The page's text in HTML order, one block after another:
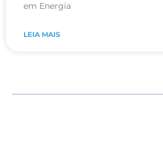
em Energia
LEIA MAIS